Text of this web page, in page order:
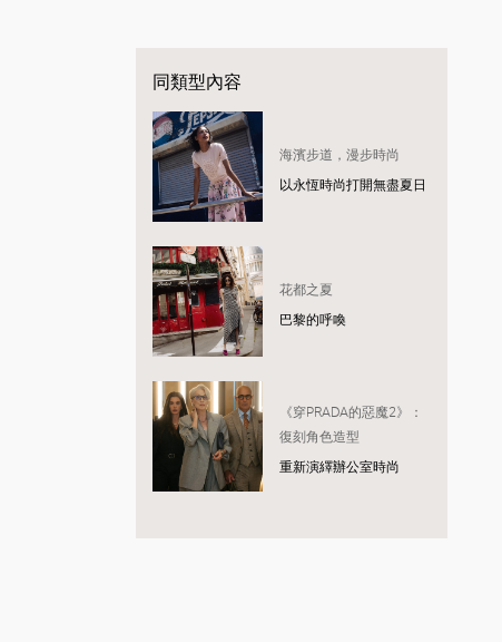
同類型內容
海濱步道，漫步時尚
以永恆時尚打開無盡夏日
花都之夏
巴黎的呼喚
《穿PRADA的惡魔2》：
復刻角色造型
重新演繹辦公室時尚